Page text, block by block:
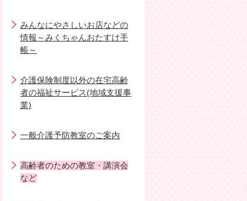
みんなにやさしいお店などの
情報～みくちゃんおたすけ手
帳～
介護保険制度以外の在宅高齢
者の福祉サービス(地域支援事
業)
一般介護予防教室のご案内
高齢者のための教室・講演会
など